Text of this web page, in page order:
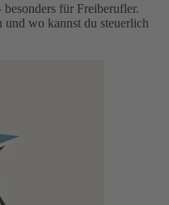
für Freiberufler.
und wo kannst du steuerlich